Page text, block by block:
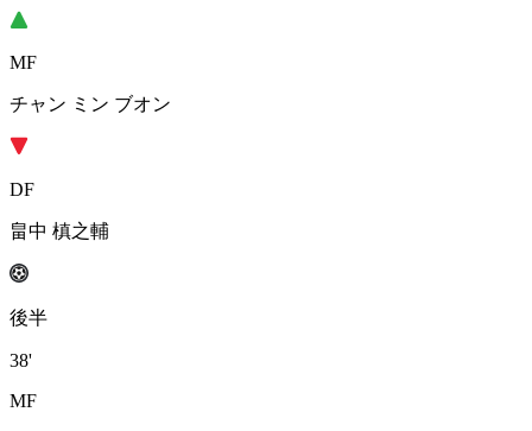
MF
チャン ミン ブオン
DF
畠中 槙之輔
後半
38'
MF